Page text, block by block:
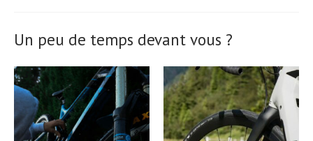
Un peu de temps devant vous ?